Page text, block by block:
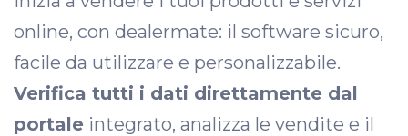
online, con dealermate: il software sicuro,
facile da utilizzare e personalizzabile.
Verifica tutti i dati direttamente dal
portale integrato, analizza le vendite e il